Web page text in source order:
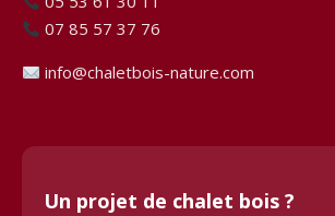
07 85 57 37 76
info@chaletbois-nature.com
Un projet de chalet bois ?